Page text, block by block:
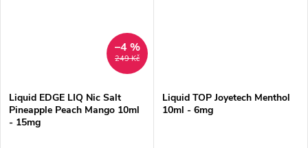
249 Kč
–4 %
Liquid EDGE LIQ Nic Salt
Pineapple Peach Mango 10ml
- 15mg
Liquid TOP Joyetech Menthol
10ml - 6mg